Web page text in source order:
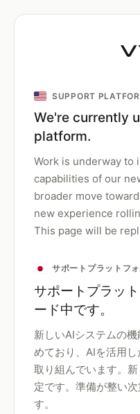
SUPPORT
We're currently
platform.
Work is underway to
capabilities of our
broader move
new experience
This page will be
サポートプラットフ
サポートプラッ
ード中です。
新しいAIシステムの
めており、AIを活用
取り組んでいます。
定です。準備が整い
す。